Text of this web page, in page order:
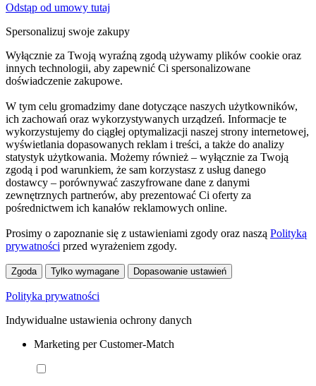
Odstąp od umowy tutaj
Spersonalizuj swoje zakupy
Wyłącznie za Twoją wyraźną zgodą używamy plików cookie oraz
innych technologii, aby zapewnić Ci spersonalizowane
doświadczenie zakupowe.
W tym celu gromadzimy dane dotyczące naszych użytkowników,
ich zachowań oraz wykorzystywanych urządzeń. Informacje te
wykorzystujemy do ciągłej optymalizacji naszej strony internetowej,
wyświetlania dopasowanych reklam i treści, a także do analizy
statystyk użytkowania. Możemy również – wyłącznie za Twoją
zgodą i pod warunkiem, że sam korzystasz z usług danego
dostawcy – porównywać zaszyfrowane dane z danymi
zewnętrznych partnerów, aby prezentować Ci oferty za
pośrednictwem ich kanałów reklamowych online.
Prosimy o zapoznanie się z ustawieniami zgody oraz naszą Polityką
prywatności przed wyrażeniem zgody.
Zgoda Tylko wymagane Dopasowanie ustawień
Polityka prywatności
Indywidualne ustawienia ochrony danych
Marketing per Customer-Match